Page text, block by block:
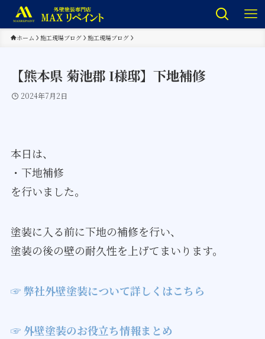
ホーム 施工現場ブログ 施工現場ブログ
【熊本県 菊池郡 I様邸】下地補修
2024年7月2日
本日は、
・下地補修
を行いました。
塗装に入る前に下地の補修を行い、
塗装の後の壁の耐久性を上げてまいります。
☞ 弊社外壁塗装について詳しくはこちら
☞ 外壁塗装のお役立ち情報まとめ